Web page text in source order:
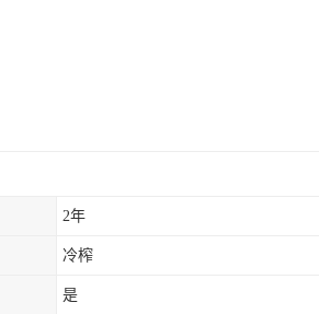
2年
冷榨
是